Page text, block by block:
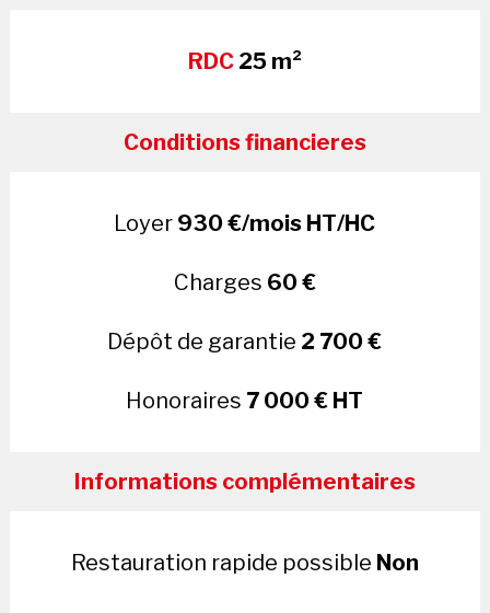
RDC 25 m²
Conditions financieres
Loyer 930 €/mois HT/HC
Charges 60 €
Dépôt de garantie 2 700 €
Honoraires 7 000 € HT
Informations complémentaires
Restauration rapide possible Non